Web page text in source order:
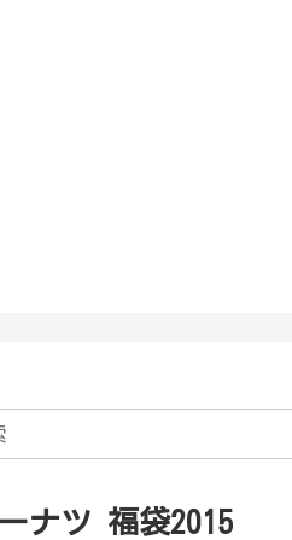
ナツ 福袋2015